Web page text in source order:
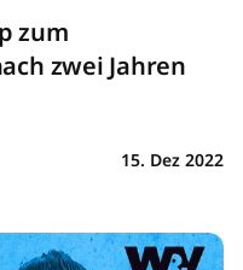
zum
zwei Jahren
15. Dez 2022